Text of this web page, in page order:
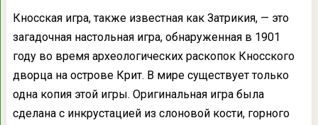
Кносская игра, также известная как Затрикия, — это
загадочная настольная игра, обнаруженная в 1901
году во время археологических раскопок Кносского
дворца на острове Крит. В мире существует только
одна копия этой игры. Оригинальная игра была
сделана с инкрустацией из слоновой кости, горного